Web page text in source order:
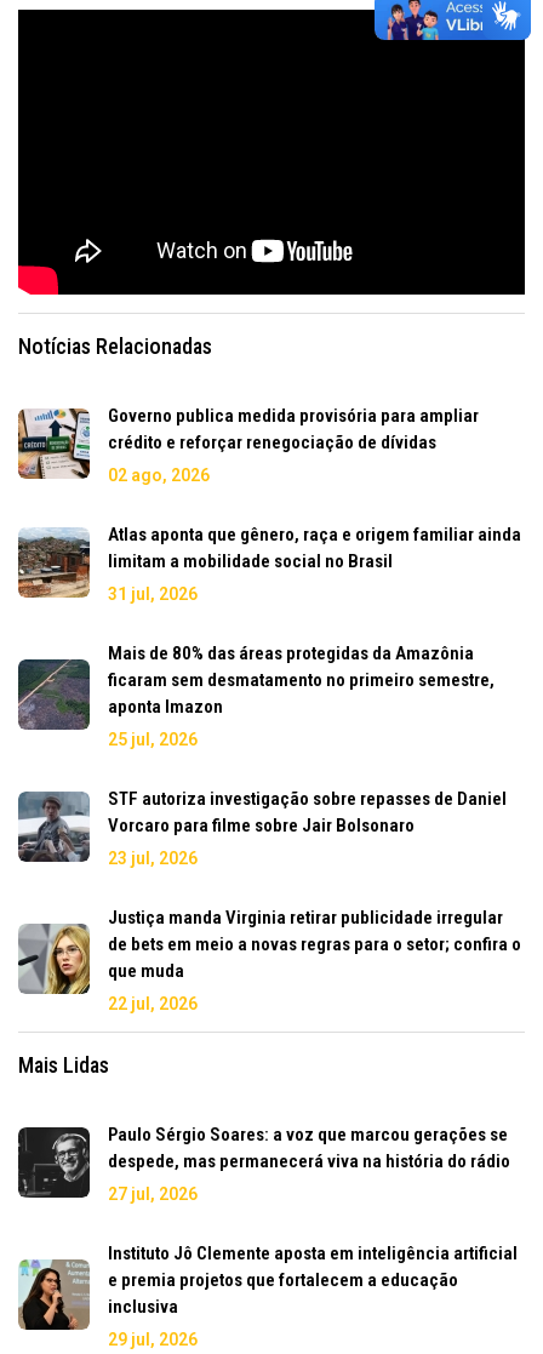
Notícias Relacionadas
Governo publica medida provisória para ampliar
crédito e reforçar renegociação de dívidas
02 ago, 2026
Atlas aponta que gênero, raça e origem familiar ainda
limitam a mobilidade social no Brasil
31 jul, 2026
Mais de 80% das áreas protegidas da Amazônia
ficaram sem desmatamento no primeiro semestre,
aponta Imazon
25 jul, 2026
STF autoriza investigação sobre repasses de Daniel
Vorcaro para filme sobre Jair Bolsonaro
23 jul, 2026
Justiça manda Virginia retirar publicidade irregular
de bets em meio a novas regras para o setor; confira o
que muda
22 jul, 2026
Mais Lidas
Paulo Sérgio Soares: a voz que marcou gerações se
despede, mas permanecerá viva na história do rádio
27 jul, 2026
Instituto Jô Clemente aposta em inteligência artificial
e premia projetos que fortalecem a educação
inclusiva
29 jul, 2026